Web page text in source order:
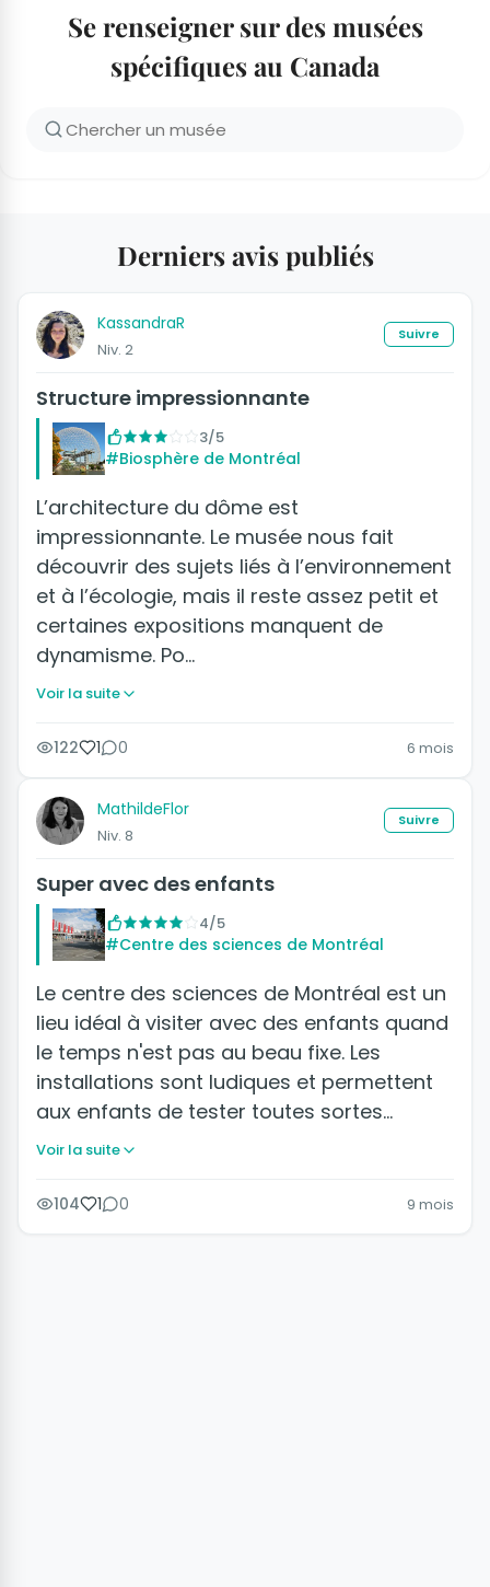
Se renseigner sur des musées
spécifiques au Canada
Derniers avis publiés
KassandraR
Niv. 2
Suivre
Structure impressionnante
3/5
#Biosphère de Montréal
L’architecture du dôme est
impressionnante. Le musée nous fait
découvrir des sujets liés à l’environnement
et à l’écologie, mais il reste assez petit et
certaines expositions manquent de
dynamisme. Po…
Voir la suite
122 1 0 6 mois
MathildeFlor
Niv. 8
Suivre
Super avec des enfants
4/5
#Centre des sciences de Montréal
Le centre des sciences de Montréal est un
lieu idéal à visiter avec des enfants quand
le temps n'est pas au beau fixe. Les
installations sont ludiques et permettent
aux enfants de tester toutes sortes…
Voir la suite
104 1 0 9 mois